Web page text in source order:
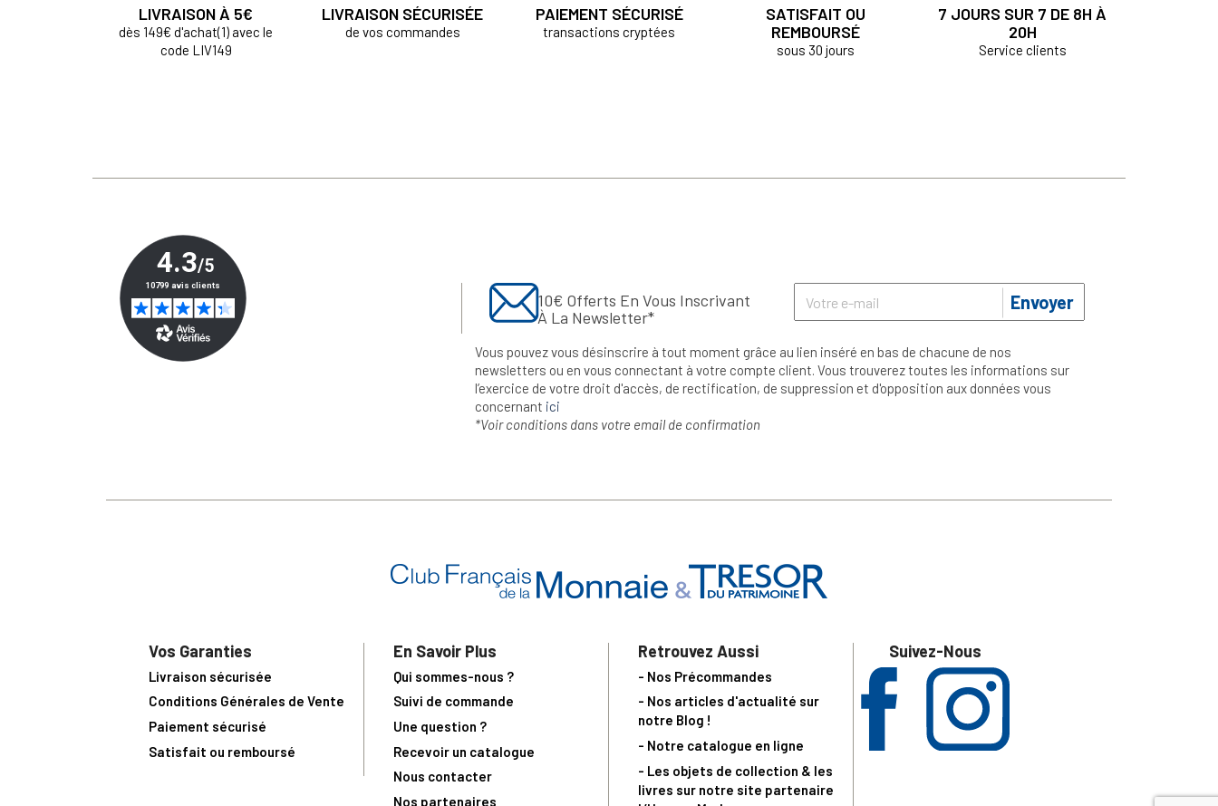
LIVRAISON À 5€
dès 149€ d'achat(1) avec le
code LIV149
LIVRAISON SÉCURISÉE
de vos commandes
PAIEMENT SÉCURISÉ
transactions cryptées
SATISFAIT OU
REMBOURSÉ
sous 30 jours
7 JOURS SUR 7 DE 8H À
20H
Service clients
10€ Offerts En Vous Inscrivant
À La Newsletter*
Envoyer
Vous pouvez vous désinscrire à tout moment grâce au lien inséré en bas de chacune de nos
newsletters ou en vous connectant à votre compte client. Vous trouverez toutes les informations sur
l’exercice de votre droit d'accès, de rectification, de suppression et d'opposition aux données vous
concernant ici
*Voir conditions dans votre email de confirmation
Vos Garanties
Livraison sécurisée
Conditions Générales de Vente
Paiement sécurisé
Satisfait ou remboursé
En Savoir Plus
Qui sommes-nous ?
Suivi de commande
Une question ?
Recevoir un catalogue
Nous contacter
Nos partenaires
Retrouvez Aussi
- Nos Précommandes
- Nos articles d'actualité sur
notre Blog !
- Notre catalogue en ligne
- Les objets de collection & les
livres sur notre site partenaire
Suivez-Nous